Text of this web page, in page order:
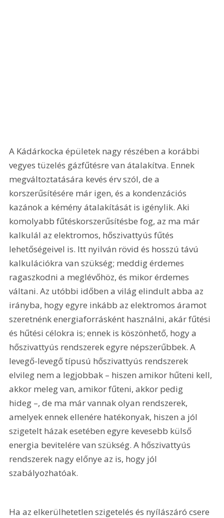
A Kádárkocka épületek nagy részében a korábbi
vegyes tüzelés gázfűtésre van átalakítva. Ennek
megváltoztatására kevés érv szól, de a
korszerűsítésére már igen, és a kondenzációs
kazánok a kémény átalakítását is igénylik. Aki
komolyabb fűtéskorszerűsítésbe fog, az ma már
kalkulál az elektromos, hőszivattyús fűtés
lehetőségeivel is. Itt nyilván rövid és hosszú távú
kalkulációkra van szükség; meddig érdemes
ragaszkodni a meglévőhöz, és mikor érdemes
váltani. Az utóbbi időben a világ elindult abba az
irányba, hogy egyre inkább az elektromos áramot
szeretnénk energiaforrásként használni, akár fűtési
és hűtési célokra is; ennek is köszönhető, hogy a
hőszivattyús rendszerek egyre népszerűbbek. A
levegő-levegő típusú hőszivattyús rendszerek
elvileg nem a legjobbak – hiszen amikor hűteni kell,
akkor meleg van, amikor fűteni, akkor pedig
hideg –, de ma már vannak olyan rendszerek,
amelyek ennek ellenére hatékonyak, hiszen a jól
szigetelt házak esetében egyre kevesebb külső
energia bevitelére van szükség. A hőszivattyús
rendszerek nagy előnye az is, hogy jól
szabályozhatóak.
Ha az elkerülhetetlen szigetelés és nyílászáró csere